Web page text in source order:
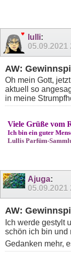
lulli:
05.09.2021
AW:
Oh mein Gott,
aktuell so
in meine
Viele Grüße vom
Ich bin ein guter
Lullis Parfüm-
Ajuga:
05.09.2021
AW:
Ich werde gestylt
schön ich bin und
Gedanken mehr,